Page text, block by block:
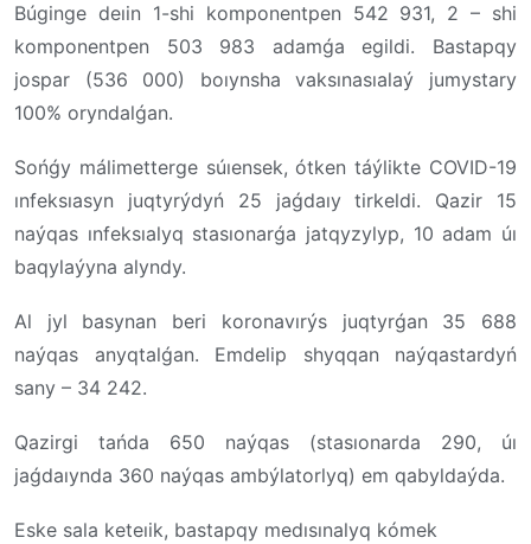
Búginge deıin 1-shi komponentpen 542 931, 2 – shi
komponentpen 503 983 adamǵa egildi. Bastapqy
jospar (536 000) boıynsha vaksınasıalaý jumystary
100% oryndalǵan.
Sońǵy málimetterge súıensek, ótken táýlikte COVID-19
ınfeksıasyn juqtyrýdyń 25 jaǵdaıy tirkeldi. Qazir 15
naýqas ınfeksıalyq stasıonarǵa jatqyzylyp, 10 adam úı
baqylaýyna alyndy.
Al jyl basynan beri koronavırýs juqtyrǵan 35 688
naýqas anyqtalǵan. Emdelip shyqqan naýqastardyń
sany – 34 242.
Qazirgi tańda 650 naýqas (stasıonarda 290, úı
jaǵdaıynda 360 naýqas ambýlatorlyq) em qabyldaýda.
Eske sala keteıik, bastapqy medısınalyq kómek